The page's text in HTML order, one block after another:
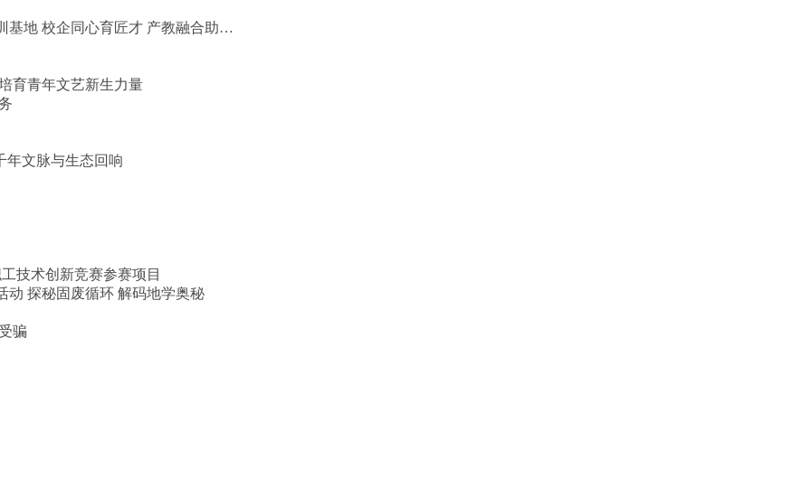
基地 校企同心育匠才 产教融合助…
育青年文艺新生力量
年文脉与生态回响
技术创新竞赛参赛项目
动 探秘固废循环 解码地学奥秘
骗